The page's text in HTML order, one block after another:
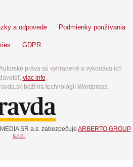
a odpovede Podmienky používania
GDPR
práva sú vyhradené a vykonáva ich
viac info.
beží na technológií Wordpress.
SR a.s. zabezpečuje ARBERTO GROUP
s.r.o.